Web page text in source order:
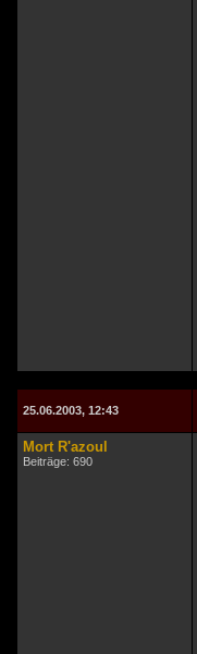
25.06.2003, 12:43
Mort R'azoul
Beiträge: 690